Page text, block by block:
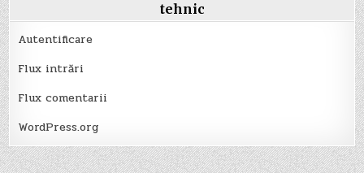
tehnic
Autentificare
Flux intrări
Flux comentarii
WordPress.org